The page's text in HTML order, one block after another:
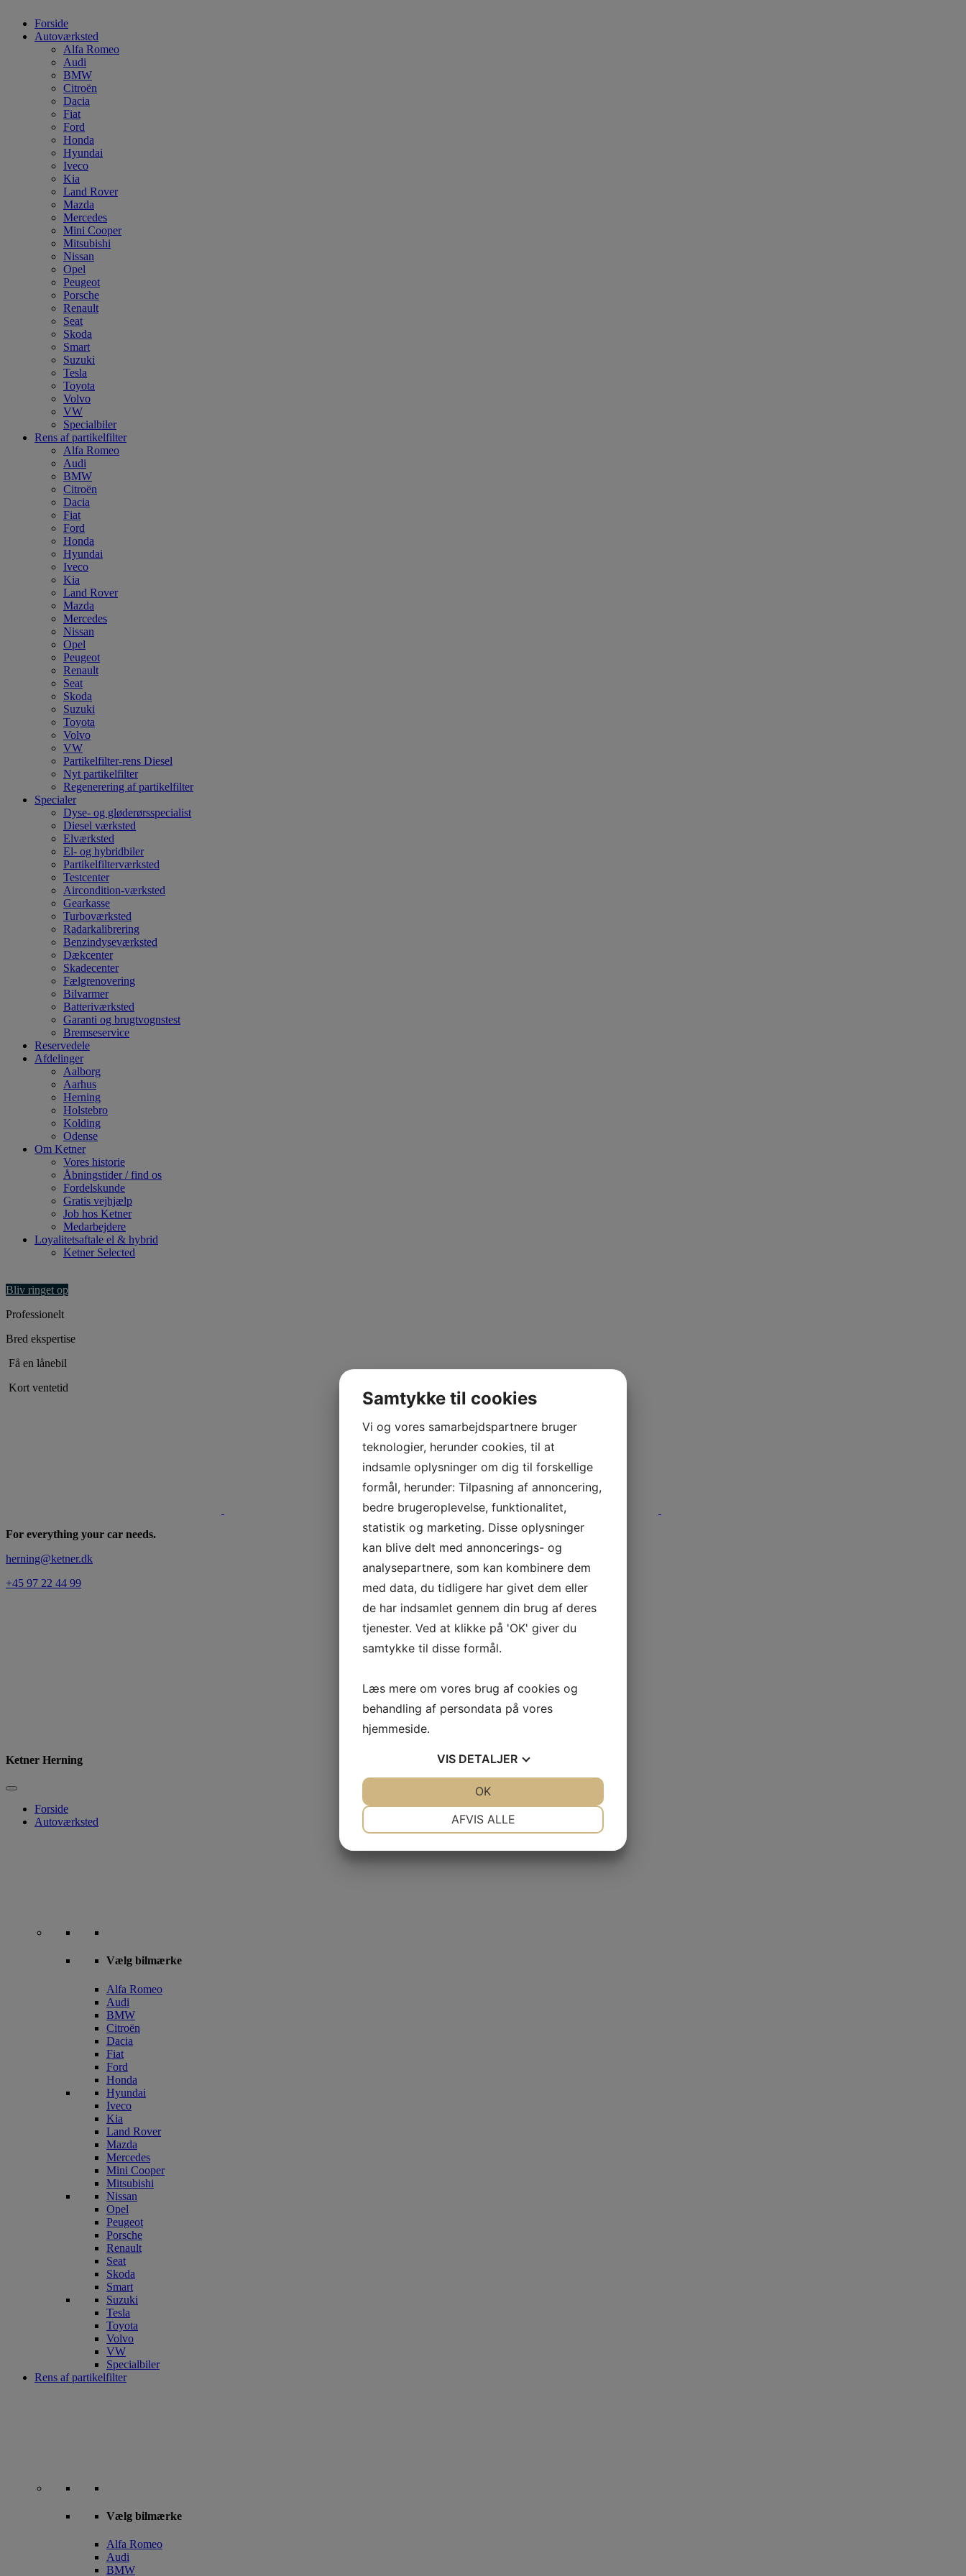
Forside
Autoværksted
Alfa Romeo
Audi
BMW
Citroën
Dacia
Fiat
Ford
Honda
Hyundai
Iveco
Kia
Land Rover
Mazda
Mercedes
Mini Cooper
Mitsubishi
Nissan
Opel
Peugeot
Porsche
Renault
Seat
Skoda
Smart
Suzuki
Tesla
Toyota
Volvo
VW
Specialbiler
Rens af partikelfilter
Alfa Romeo
Audi
BMW
Citroën
Dacia
Fiat
Ford
Honda
Hyundai
Iveco
Kia
Land Rover
Mazda
Mercedes
Nissan
Opel
Peugeot
Renault
Seat
Skoda
Suzuki
Toyota
Volvo
VW
Partikelfilter-rens Diesel
Nyt partikelfilter
Regenerering af partikelfilter
Specialer
Dyse- og gløderørsspecialist
Diesel værksted
Elværksted
El- og hybridbiler
Partikelfilterværksted
Testcenter
Aircondition-værksted
Gearkasse
Turboværksted
Radarkalibrering
Benzindyseværksted
Dækcenter
Skadecenter
Fælgrenovering
Bilvarmer
Batteriværksted
Garanti og brugtvognstest
Bremseservice
Reservedele
Afdelinger
Aalborg
Aarhus
Herning
Holstebro
Kolding
Odense
Om Ketner
Vores historie
Åbningstider / find os
Fordelskunde
Gratis vejhjælp
Job hos Ketner
Medarbejdere
Loyalitetsaftale el & hybrid
Ketner Selected
Bliv ringet op
Professionelt
Bred ekspertise
Få en lånebil
Kort ventetid
For everything your car needs.
herning@ketner.dk
+45 97 22 44 99
Ketner Herning
Forside
Autoværksted
Vælg bilmærke
Alfa Romeo
Audi
BMW
Citroën
Dacia
Fiat
Ford
Honda
Hyundai
Iveco
Kia
Land Rover
Mazda
Mercedes
Mini Cooper
Mitsubishi
Nissan
Opel
Peugeot
Porsche
Renault
Seat
Skoda
Smart
Suzuki
Tesla
Toyota
Volvo
VW
Specialbiler
Rens af partikelfilter
Vælg bilmærke
Alfa Romeo
Audi
BMW
Samtykke til cookies
Vi og vores samarbejdspartnere bruger
teknologier, herunder cookies, til at
indsamle oplysninger om dig til forskellige
formål, herunder: Tilpasning af annoncering,
bedre brugeroplevelse, funktionalitet,
statistik og marketing. Disse oplysninger
kan blive delt med annoncerings- og
analysepartnere, som kan kombinere dem
med data, du tidligere har givet dem eller
de har indsamlet gennem din brug af deres
tjenester. Ved at klikke på 'OK' giver du
samtykke til disse formål.
Læs mere om vores brug af cookies og
behandling af persondata på vores
hjemmeside.
VIS DETALJER
AFVIS ALLE
OK